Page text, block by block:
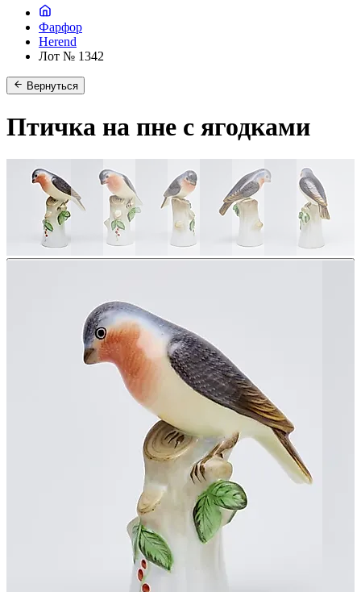
Фарфор
Herend
Лот № 1342
Вернуться
Птичка на пне с ягодками